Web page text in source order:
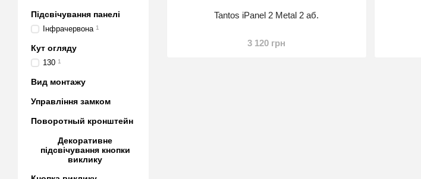
Tantos iPanel 2 Metal 2 аб.
3 120 грн
Підсвічування панелі
Інфрачервона 1
Кут огляду
130 1
Вид монтажу
Управління замком
Поворотный кронштейн
Декоративне
підсвічування кнопки
виклику